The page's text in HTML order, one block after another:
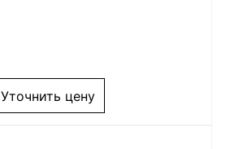
Уточнить цену